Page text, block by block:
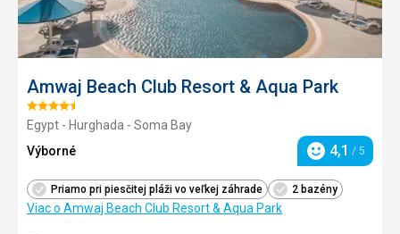
Amwaj Beach Club Resort & Aqua Park
Hodnotenie:
4.5/5
Egypt - Hurghada - Soma Bay
Výborné
Hodnotenie
4,1 / 5
Priamo pri piesčitej pláži vo veľkej záhrade 2 bazény
Viac o Amwaj Beach Club Resort & Aqua Park